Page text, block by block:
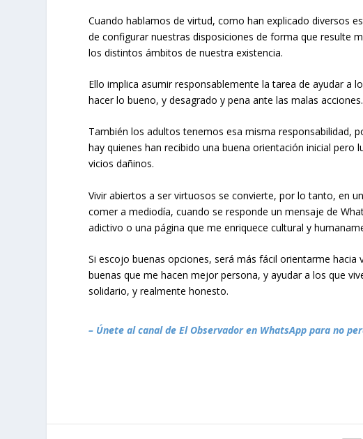
Cuando hablamos de virtud, como han explicado diversos
de configurar nuestras disposiciones de forma que resulte
los distintos ámbitos de nuestra existencia.
Ello implica asumir responsablemente la tarea de ayudar a
hacer lo bueno, y desagrado y pena ante las malas acciones.
También los adultos tenemos esa misma responsabilidad,
hay quienes han recibido una buena orientación inicial
vicios dañinos.
Vivir abiertos a ser virtuosos se convierte, por lo tanto, en
comer a mediodía, cuando se responde un mensaje de
adictivo o una página que me enriquece cultural y
Si escojo buenas opciones, será más fácil orientarme
buenas que me hacen mejor persona, y ayudar a los que
solidario, y realmente honesto.
– Únete al canal de El Observador en WhatsApp para no